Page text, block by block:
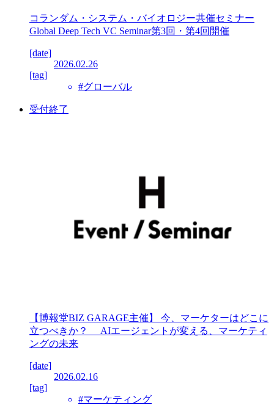
コランダム・システム・バイオロジー共催セミナー
Global Deep Tech VC Seminar第3回・第4回開催
[date]
2026.02.26
[tag]
#グローバル
受付終了
【博報堂BIZ GARAGE主催】 今、マーケターはどこに
立つべきか？ AIエージェントが変える、マーケティ
ングの未来
[date]
2026.02.16
[tag]
#マーケティング